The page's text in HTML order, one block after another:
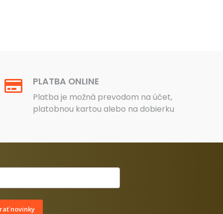
PLATBA ONLINE
Platba je možná prevodom na účet,
platobnou kartou alebo na dobierku
novinky